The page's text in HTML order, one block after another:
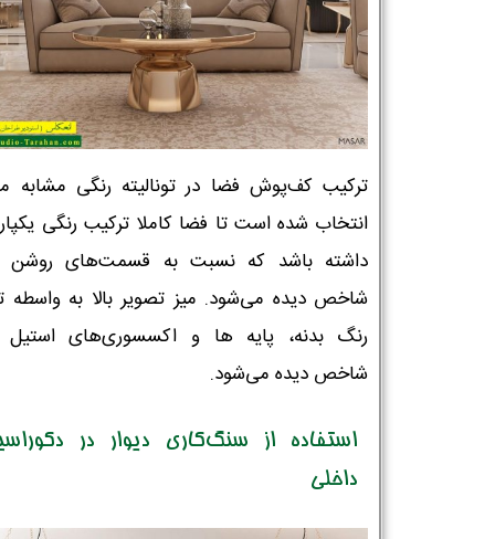
ترکیب کف‌پوش فضا در تونالیته رنگی مشابه
انتخاب شده است تا فضا کاملا ترکیب رنگی
داشته باشد که نسبت به قسمت‌های
شاخص دیده می‌شود. میز تصویر بالا به واسطه
رنگ بدنه، پایه ها و اکسسوری‌های استیل
شاخص دیده می‌شود.
استفاده از سنگ‌کاری دیوار در
داخلی